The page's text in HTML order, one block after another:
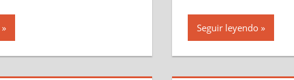
Seguir leyendo